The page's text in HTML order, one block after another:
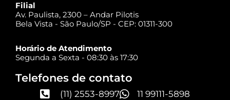
Filial
Av. Paulista, 2300 – Andar Pilotis
Bela Vista - São Paulo/SP - CEP: 01311-300
Horário de Atendimento
Segunda a Sexta - 08:30 às 17:30
Telefones de contato
(11) 2553-8997 11 99111-5898